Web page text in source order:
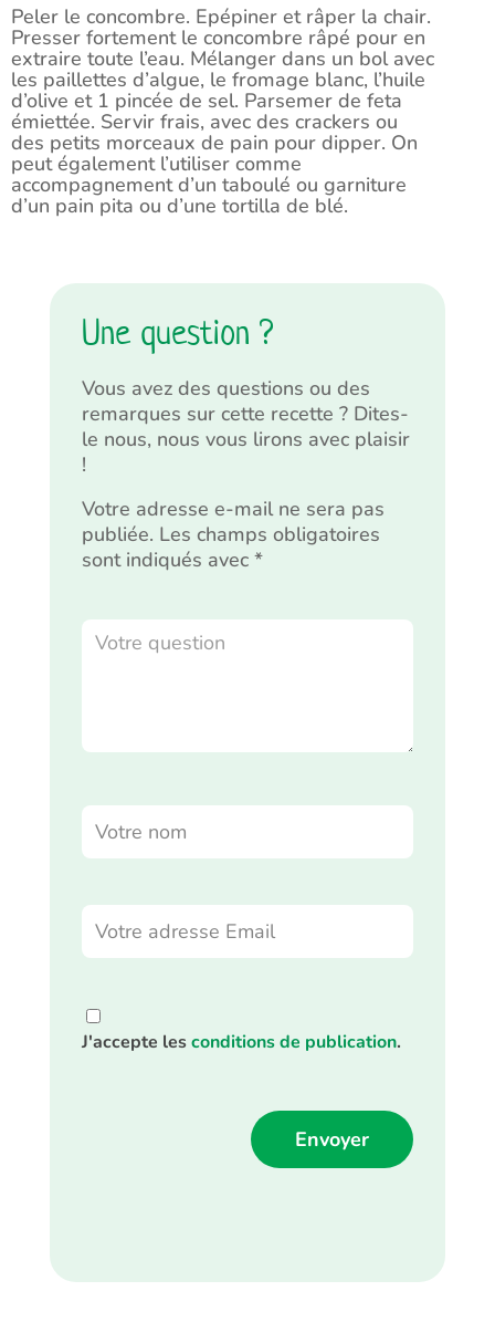
Peler le concombre. Epépiner et râper la chair.
Presser fortement le concombre râpé pour en
extraire toute l’eau. Mélanger dans un bol avec
les paillettes d’algue, le fromage blanc, l’huile
d’olive et 1 pincée de sel. Parsemer de feta
émiettée. Servir frais, avec des crackers ou
des petits morceaux de pain pour dipper. On
peut également l’utiliser comme
accompagnement d’un taboulé ou garniture
d’un pain pita ou d’une tortilla de blé.
Une question ?
Vous avez des questions ou des
remarques sur cette recette ? Dites-
le nous, nous vous lirons avec plaisir
!
Votre adresse e-mail ne sera pas
publiée. Les champs obligatoires
sont indiqués avec *
J'accepte lesconditions de publication.